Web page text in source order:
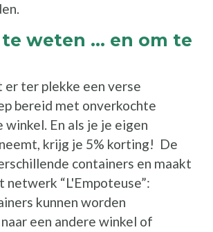
weten ... en om te
er ter plekke een verse
bereid met onverkochte
En als je je eigen
krijg je 5% korting! De
containers en maakt
netwerk “L'Empoteuse”:
kunnen worden
een andere winkel of